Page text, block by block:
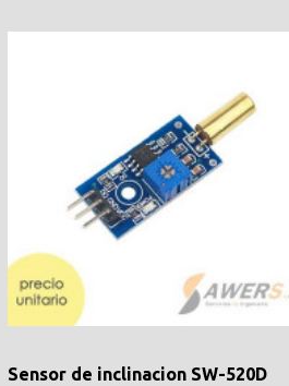
Sensor de inclinacion SW-520D